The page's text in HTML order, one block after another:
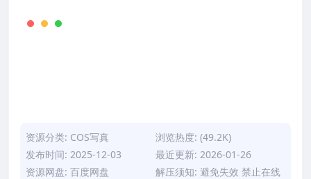
资源分类: COS写真
浏览热度: (49.2K)
发布时间: 2025-12-03
最近更新: 2026-01-26
资源网盘: 百度网盘
解压须知: 避免失效 禁止在线